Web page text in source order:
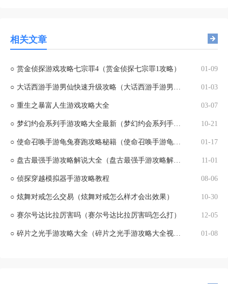
相关文章
○ 赏金侦探游戏攻略七宗罪4（赏金侦探七宗罪1攻略） 01-09
○ 大话西游手游男仙快速升级攻略（大话西游手游男仙怎么加点） 01-03
○ 重生之暴富人生游戏攻略大全 03-07
○ 梦幻约会系列手游攻略大全最新（梦幻约会系列手游攻略大全最新版） 10-21
○ 使命召唤手游龟兔赛跑攻略秘籍（使命召唤手游龟兔赛跑攻略秘籍怎么获得） 01-17
○ 盘古最强手游攻略解说大全（盘古最强手游攻略解说大全最新） 11-01
○ 侦探穿越模拟器手游攻略教程 08-06
○ 炫舞对戒怎么交易（炫舞对戒怎么样才会出效果） 10-30
○ 赛尔号达比拉厉害吗（赛尔号达比拉厉害吗怎么打） 12-05
○ 碎片之光手游攻略大全（碎片之光手游攻略大全视频） 01-08